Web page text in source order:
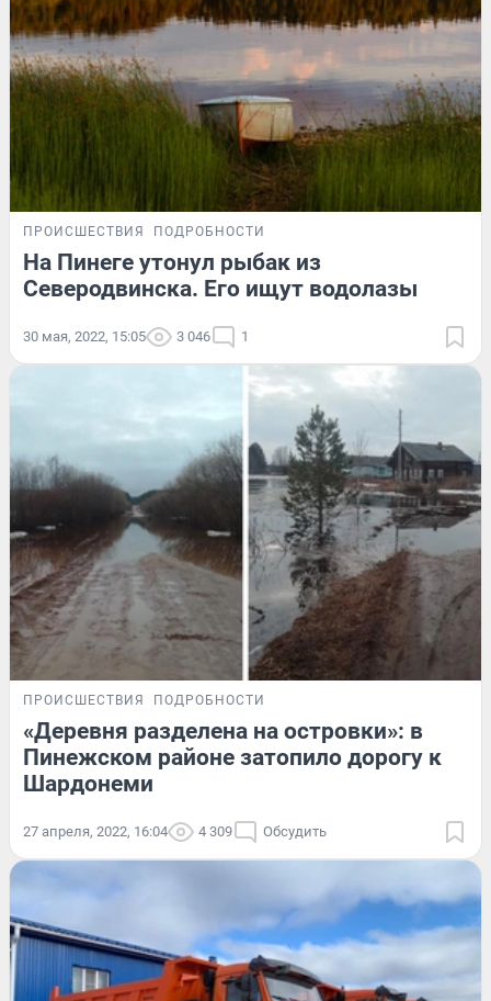
ПРОИСШЕСТВИЯ ПОДРОБНОСТИ
На Пинеге утонул рыбак из
Северодвинска. Его ищут водолазы
30 мая, 2022, 15:05 3 046 1
ПРОИСШЕСТВИЯ ПОДРОБНОСТИ
«Деревня разделена на островки»: в
Пинежском районе затопило дорогу к
Шардонеми
27 апреля, 2022, 16:04 4 309 Обсудить